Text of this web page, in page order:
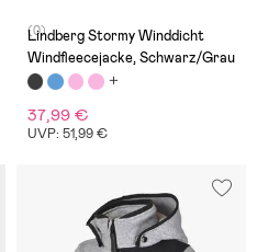
(0)
Lindberg Stormy Winddicht
Windfleecejacke, Schwarz/Grau
37,99 €
UVP: 51,99 €